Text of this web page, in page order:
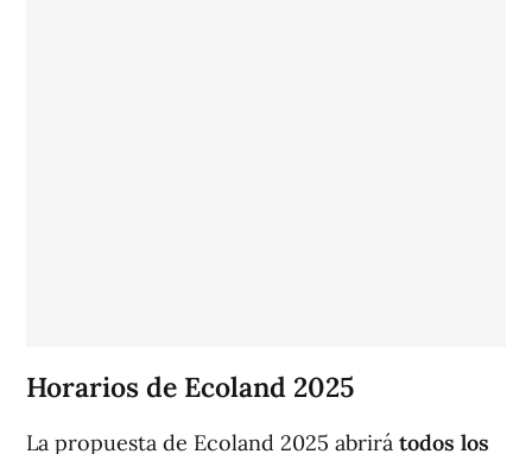
Horarios de Ecoland 2025
La propuesta de Ecoland 2025 abrirá todos los